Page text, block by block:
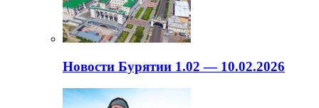
Новости Бурятии 1.02 — 10.02.2026